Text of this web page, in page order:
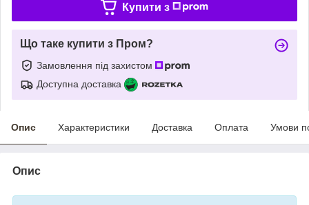
Купити з
Що таке купити з Пром?
Замовлення під захистом
Доступна доставка
Опис Характеристики Доставка Оплата Умови
Опис